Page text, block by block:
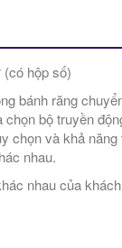
hộp số)
bánh răng
bộ truyền
chọn và khả
nhau.
nhau của